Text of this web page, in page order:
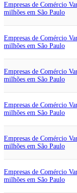
Empresas de Comércio
milhões em São Paulo
Empresas de Comércio
milhões em São Paulo
Empresas de Comércio
milhões em São Paulo
Empresas de Comércio
milhões em São Paulo
Empresas de Comércio
milhões em São Paulo
Empresas de Comércio
milhões em São Paulo